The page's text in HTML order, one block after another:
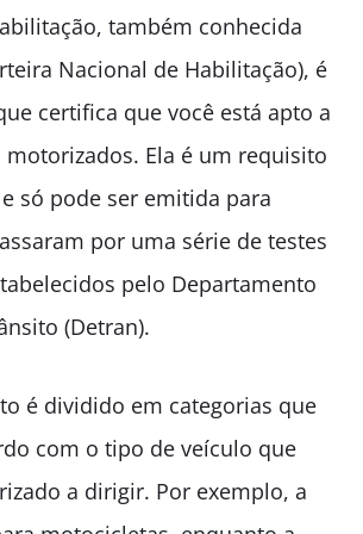
também conhecida
Nacional de Habilitação), é
certifica que você está apto a
Ela é um requisito
só pode ser emitida para
por uma série de testes
pelo Departamento
(Detran).
é dividido em categorias que
com o tipo de veículo que
a dirigir. Por exemplo, a